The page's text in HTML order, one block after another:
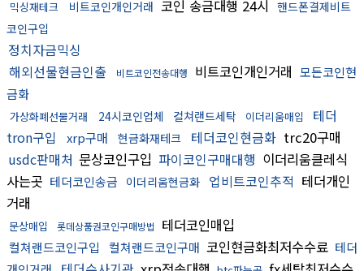
믹싱재테크 비트코인개인거래 코인 송금대행 24시 핸드폰결제비트
코인구입
정치자금믹싱
해외선물현금인출
비트코인전송대행 비트코인개인거래 모든코인현
금화
가상화폐선물거래 24시코인업체 컬쳐랜드세탁 이더리움매입
테더
tron구입
xrp구매 현금화재테크 테더코인현금화 trc20구매
usdc판매처 문상코인구입 파이코인구매대행 이더리움클레식
사는곳 테더코인송금 이더리움현금화 업비트코인추적 테더개인
거래
문상매입 롯데상품권코인구매방법 테더코인매입
컬쳐랜드코인구입 컬쳐랜드코인구매 코인현금화최저수수료 테더